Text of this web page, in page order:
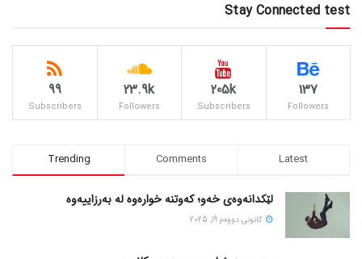
Stay Connected test
137
Followers
205k
Subscribers
23.9k
Followers
99
Subscribers
Trending Comments Latest
لێکدانەوەی خەو؛ کەوتنە خوارەوە لە بەرزاییەوە
كانونی دووه‌م 19, 2025